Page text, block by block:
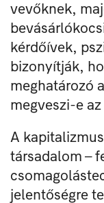
vevőknek,
kérdőívek,
bizonyítják,
meghatározó
megveszi-e
A
társadalom –
jelentőségre